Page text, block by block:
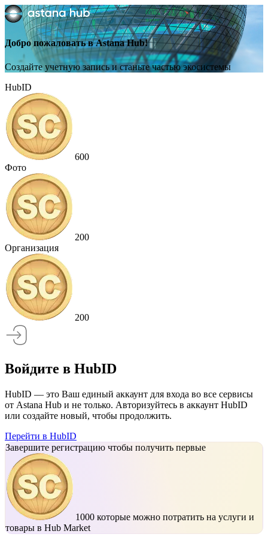
Добро пожаловать в Astana Hub!
Создайте учетную запись и станьте частью экосистемы
HubID
600
Фото
200
Организация
200
Войдите в HubID
HubID — это Ваш единый аккаунт для входа во все сервисы
от Astana Hub и не только. Авторизуйтесь в аккаунт HubID
или создайте новый, чтобы продолжить.
Перейти в HubID
Завершите регистрацию чтобы получить первые
1000 которые можно потратить на услуги и
товары в Hub Market